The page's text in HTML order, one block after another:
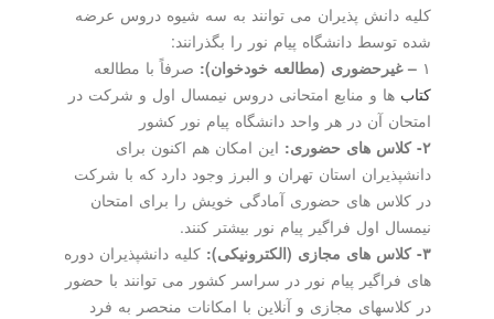
كلیه دانش پذیران می توانند به سه شیوه دروس عرضه
شده توسط دانشگاه پیام نور را بگذرانند:
– غیرحضوری (مطالعه خودخوان):صرفاً با مطالعه
ها و منابع امتحانی دروس نیمسال اول و شركت در
امتحان آن در هر واحد دانشگاه پیام نور كشور
این امكان هم اكنون برای
دانشپذیران استان تهران و البرز وجود دارد كه با شركت
در كلاس های حضوری آمادگی خویش را برای امتحان
نیمسال اول فراگیر پیام نور بیشتر كنند.
كلیه دانشپذیران دوره
های فراگیر پیام نور در سراسر كشور می توانند با حضور
در كلاسهای مجازی و آنلاین با امكانات منحصر به فرد